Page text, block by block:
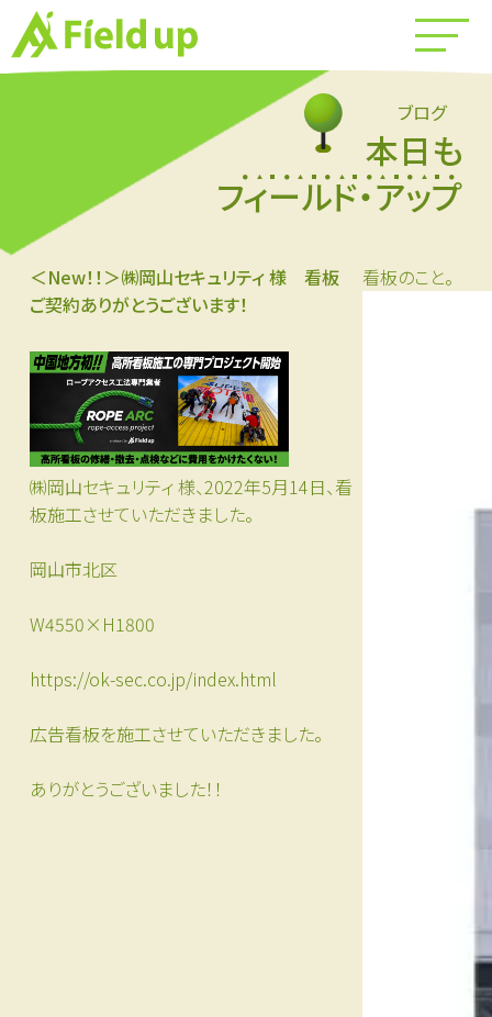
ブログ
本日も
フィールド・アップ
＜New！！＞㈱岡山セキュリティ 様 看板
ご契約ありがとうございます！
看板のこと。
㈱岡山セキュリティ 様、2022年5月14日、看
板施工させていただきました。
岡山市北区
W4550×H1800
https://ok-sec.co.jp/index.html
広告看板を施工させていただきました。
ありがとうございました！！